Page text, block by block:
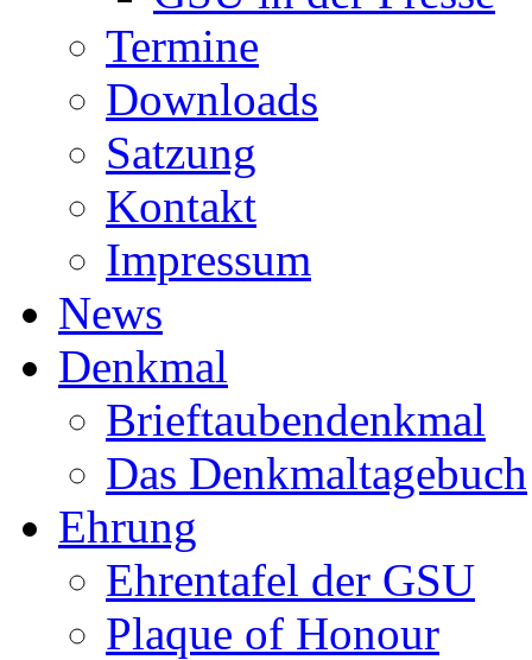
Termine
Downloads
Satzung
Kontakt
Impressum
News
Denkmal
Brieftaubendenkmal
Das Denkmaltagebuch
Ehrung
Ehrentafel der GSU
Plaque of Honour